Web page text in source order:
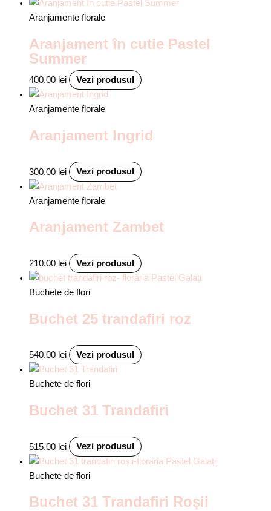
Aranjamente florale
Aranjament în cutie Pastel
Summer
400.00 lei Vezi produsul
Aranjamente florale
Aranjament Ingrid
300.00 lei Vezi produsul
Aranjamente florale
Aranjament Zambet
210.00 lei Vezi produsul
Buchete de flori
Buchet 25 trandafiri roz
540.00 lei Vezi produsul
Buchete de flori
Buchet 31 Trandafiri
515.00 lei Vezi produsul
Buchete de flori
Buchet 31 Trandafiri Roșii